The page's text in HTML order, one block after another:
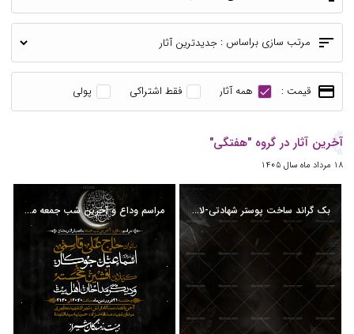
sort مرتب سازی براساس :
payment قیمت : همه آثار فقط اشتراکی پولی
آخرین آثار در گروه "هفتگی"
18 مرداد ماه سال 1405
بک گراند ساخت پوستر شهادتی-لایه باز موجود -psd مراسم وداع و آخرین شب جمعه ماه رمضان